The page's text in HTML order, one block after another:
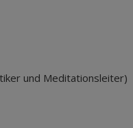
und Meditationsleiter)